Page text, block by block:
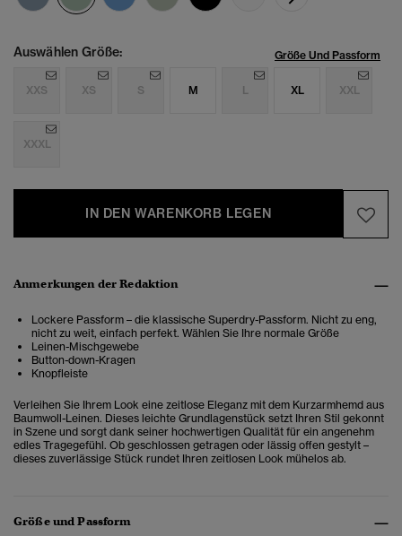
Auswählen Größe: Größe Und Passform
XXS XS S M L XL XXL
XXXL
IN DEN WARENKORB LEGEN
Anmerkungen der Redaktion
Lockere Passform – die klassische Superdry-Passform. Nicht zu eng,
nicht zu weit, einfach perfekt. Wählen Sie Ihre normale Größe
Leinen-Mischgewebe
Button-down-Kragen
Knopfleiste
Verleihen Sie Ihrem Look eine zeitlose Eleganz mit dem Kurzarmhemd aus
Baumwoll-Leinen. Dieses leichte Grundlagenstück setzt Ihren Stil gekonnt
in Szene und sorgt dank seiner hochwertigen Qualität für ein angenehm
edles Tragegefühl. Ob geschlossen getragen oder lässig offen gestylt –
dieses zuverlässige Stück rundet Ihren zeitlosen Look mühelos ab.
Größe und Passform